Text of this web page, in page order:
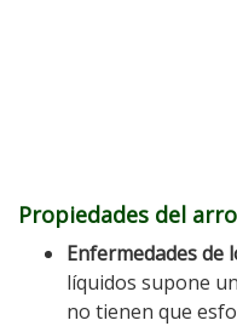
Propiedades del
Enfermedades de
líquidos supone
no tienen que